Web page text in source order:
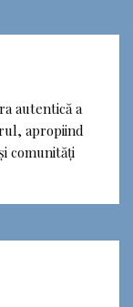
autentică a
apropiind
comunități